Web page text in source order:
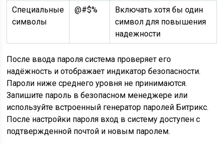
Специальные
символы
@#$%
Включать хотя бы один
символ для повышения
надежности
После ввода пароля система проверяет его
надёжность и отображает индикатор безопасности.
Пароли ниже среднего уровня не принимаются.
Запишите пароль в безопасном менеджере или
используйте встроенный генератор паролей Битрикс.
После настройки пароля вход в систему доступен с
подтвержденной почтой и новым паролем.